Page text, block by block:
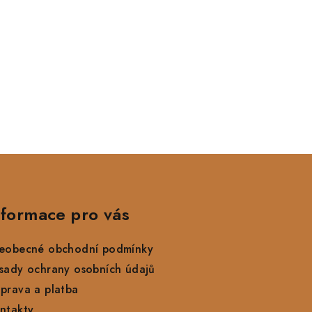
pro vás
obchodní podmínky
ochrany osobních údajů
a platba